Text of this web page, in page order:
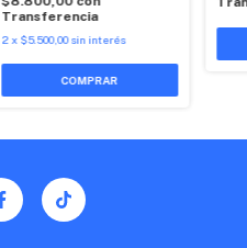
Transferencia
2 x $5.500,00 sin interés